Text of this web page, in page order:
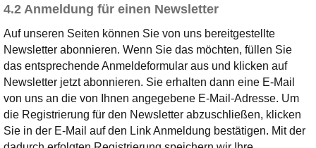
4.2 Anmeldung für einen Newsletter
Auf unseren Seiten können Sie von uns bereitgestellte
Newsletter abonnieren. Wenn Sie das möchten, füllen Sie
das entsprechende Anmeldeformular aus und klicken auf
Newsletter jetzt abonnieren. Sie erhalten dann eine E-Mail
von uns an die von Ihnen angegebene E-Mail-Adresse. Um
die Registrierung für den Newsletter abzuschließen, klicken
Sie in der E-Mail auf den Link Anmeldung bestätigen. Mit der